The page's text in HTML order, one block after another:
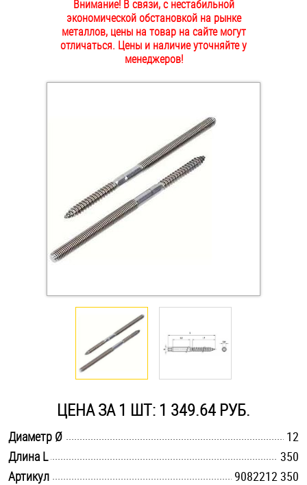
ОПЛАТА И ДОСТАВКА
НАШИ МАГАЗИНЫ
Втулки
Заклепки (Гайки-Заклепки)
Инструмент
Крюки, кольца с метрической резьбой
Крюки, кольца с шурупной резьбой
Оснастка и аксессуары для яхт
Саморезы и шурупы
Стопорные кольца
Внимание! В связи, с нестабильной
экономической обстановкой на рынке
металлов, цены на товар на сайте могут
отличаться. Цены и наличие уточняйте у
менеджеров!
ЦЕНА ЗА 1 ШТ: 1 349.64 РУБ.
Диаметр Ø
12
Длина L
350
Артикул
9082212 350